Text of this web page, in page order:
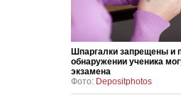
Шпаргалки запрещены и
обнаружении ученика
экзамена
Фото: Depositphotos